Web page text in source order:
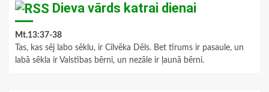
Dieva vārds katrai dienai
Mt.13:37-38
Tas, kas sēj labo sēklu, ir Cilvēka Dēls. Bet tīrums ir pasaule, un
labā sēkla ir Valstības bērni, un nezāle ir ļaunā bērni.